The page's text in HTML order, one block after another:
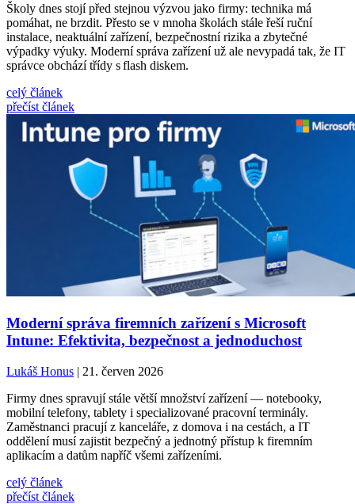
Školy dnes stojí před stejnou výzvou jako firmy: technika má
pomáhat, ne brzdit. Přesto se v mnoha školách stále řeší ruční
instalace, neaktuální zařízení, bezpečnostní rizika a zbytečné
výpadky výuky. Moderní správa zařízení už ale nevypadá tak, že IT
správce obchází třídy s flash diskem.
celý článek
přečíst článek
Moderní správa firemních zařízení s Microsoft
Intune: Efektivita, bezpečnost a jednoduchost
Lukáš Honus | 21. červen 2026
Firmy dnes spravují stále větší množství zařízení — notebooky,
mobilní telefony, tablety i specializované pracovní terminály.
Zaměstnanci pracují z kanceláře, z domova i na cestách, a IT
oddělení musí zajistit bezpečný a jednotný přístup k firemním
aplikacím a datům napříč všemi zařízeními.
celý článek
přečíst článek